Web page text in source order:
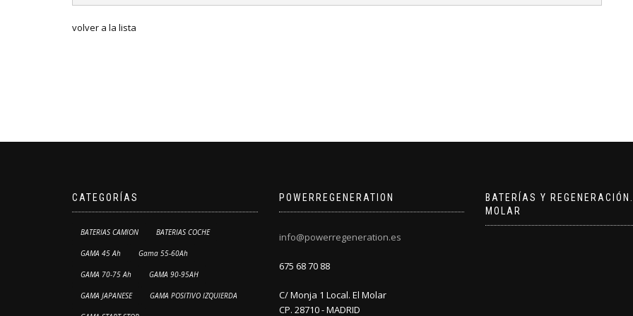
volver a la lista
CATEGORÍAS
BATERIAS CAMION BATERIAS COCHE
GAMA 45 Ah Gama 55-60Ah
GAMA 70-75 Ah GAMA 90-95AH
GAMA JAPANESE GAMA POSITIVO IZQUIERDA
POWERREGENERATION
info@powerregeneration.es
675 68 70 88
C/ Monja 1 Local. El Molar
CP. 28710 - MADRID
BATERÍAS Y
MOLAR